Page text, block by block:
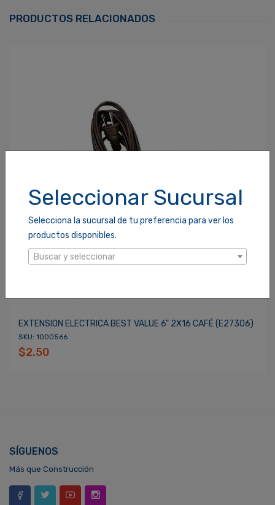
Seleccionar Sucursal
Selecciona la sucursal de tu preferencia para ver los
productos disponibles.
Buscar y seleccionar
¿Olvidaste tu Contraseña?
Recordarme ACCEDER
PRODUCTOS RELACIONADOS
EXTENSION ELECTRICA BEST VALUE 6" 2X16 CAFÉ (E27306)
SKU: 1000566
$2.50
SÍGUENOS
Más que Construcción